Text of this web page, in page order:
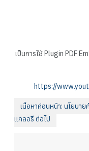
เป็นการใช้ Plugin PDF
https://
เนื้อหาก่อนหน้า: นโยบา
แกลอรี ต่อไป